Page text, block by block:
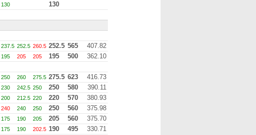
130 130
237.5 252.5 260.5 252.5 565
407.82
195 205 205 195 500
362.10
250 260 275.5 275.5 623
416.73
230 242.5 250 250 580
390.11
200 212.5 220 220 570
380.93
240 240 250 250 560
375.98
175 190 205 205 560
375.70
175 190 202.5 190 495
330.71